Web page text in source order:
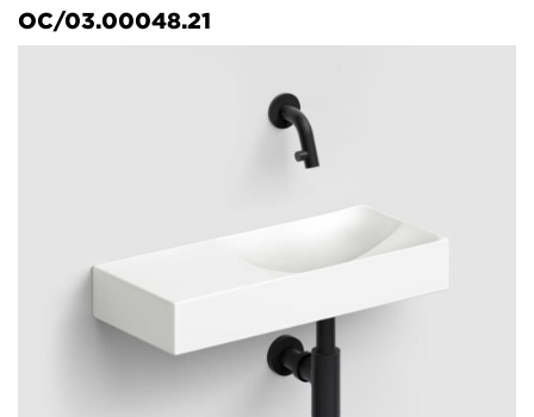
OC/03.00048.21